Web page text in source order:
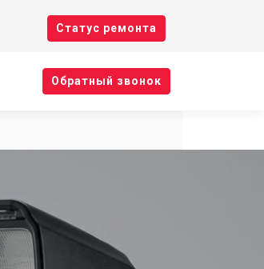
Cтатус ремонта
Oбратный звонок